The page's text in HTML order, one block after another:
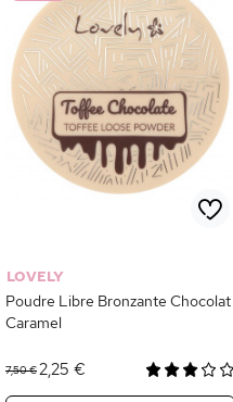
LOVELY
Poudre Libre Bronzante Chocolat
Caramel
7,50 €2,25 €